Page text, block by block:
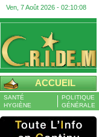
Ven, 7 Août 2026 - 02:10:09
ACCUEIL
SANTÉ
HYGIÈNE
POLITIQUE
GÉNÉRALE